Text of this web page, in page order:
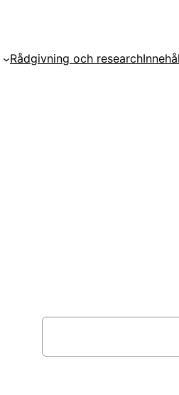
Rådgivning och research
S